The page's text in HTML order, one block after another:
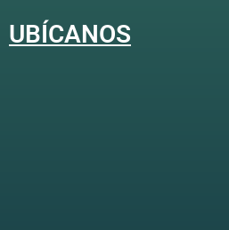
UBÍCANOS